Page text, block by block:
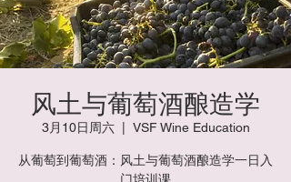
风土与葡萄酒酿造学
3月10日周六
  |
VSF Wine Education
从葡萄到葡萄酒：风土与葡萄酒酿造学一日入